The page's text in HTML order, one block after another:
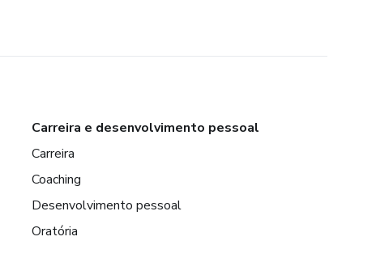
Carreira e desenvolvimento pessoal
Carreira
Coaching
Desenvolvimento pessoal
Oratória